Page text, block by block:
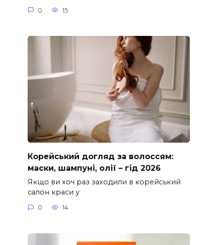
0 15
Корейський догляд за волоссям:
маски, шампуні, олії – гід 2026
Якщо ви хоч раз заходили в корейський
салон краси у
0 14